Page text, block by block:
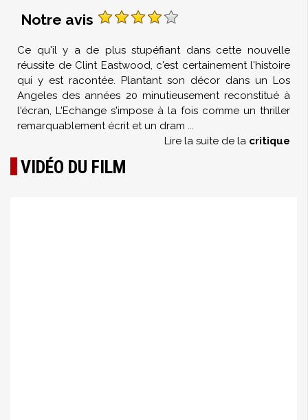
Notre avis
Ce qu'il y a de plus stupéfiant dans cette nouvelle
réussite de Clint Eastwood, c'est certainement l'histoire
qui y est racontée. Plantant son décor dans un Los
Angeles des années 20 minutieusement reconstitué à
l'écran, L'Echange s'impose à la fois comme un thriller
remarquablement écrit et un dram ...
Lire la suite de la critique
VIDÉO DU FILM